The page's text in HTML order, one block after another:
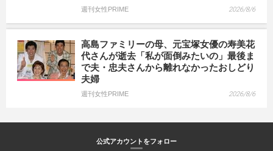
週刊女性PRIME 2026/8/6
高島ファミリーの母、元宝塚女優の寿美花
代さんが逝去「私が面倒みたいの」最後ま
で夫・忠夫さんから離れなかったおしどり
夫婦
週刊女性PRIME 2026/8/6
公式アカウントをフォロー